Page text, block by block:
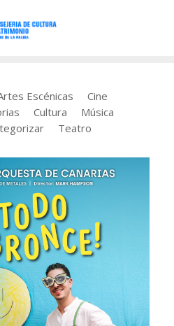
Escénicas
Cine
Cultura
Música
Teatro